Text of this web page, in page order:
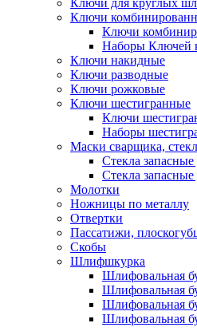
Ключи для круглых
Ключи
Ключи
Наборы Ключей
Ключи накидные
Ключи разводные
Ключи рожковые
Ключи шестигранные
Ключи
Наборы
Маски сварщика,
Стекла
Стекла
Молотки
Ножницы по металлу
Отвертки
Пассатижи,
Скобы
Шлифшкурка
Шлифовальная
Шлифовальная
Шлифовальная
Шлифовальная